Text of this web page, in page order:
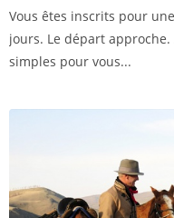
Vous êtes inscrits pour
jours. Le départ
simples pour vous...